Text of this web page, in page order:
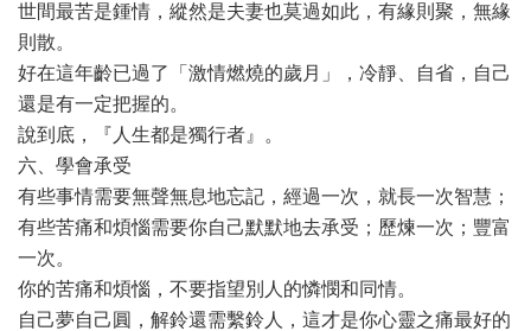
世間最苦是鍾情，縱然是夫妻也莫過如此，有緣則聚，無緣
則散。
好在這年齡已過了「激情燃燒的歲月」，冷靜、自省，自己
還是有一定把握的。
說到底，『人生都是獨行者』。
六、學會承受
有些事情需要無聲無息地忘記，經過一次，就長一次智慧；
有些苦痛和煩惱需要你自己默默地去承受；歷煉一次；豐富
一次。
你的苦痛和煩惱，不要指望別人的憐憫和同情。
自己夢自己圓，解鈴還需繫鈴人，這才是你心靈之痛最好的